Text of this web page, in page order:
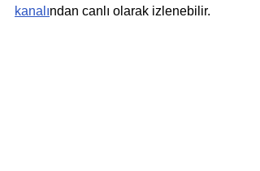
kanalından canlı olarak izlenebilir.